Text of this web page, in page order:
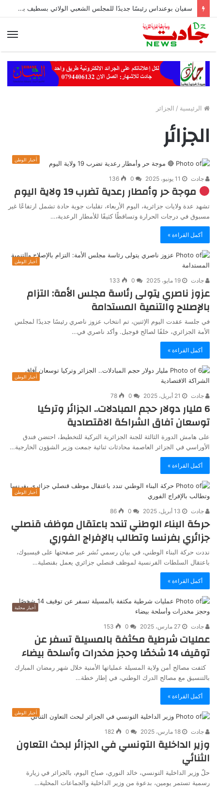
سفيان بوعنداس رئيسًا جديدًا للمجلس الشعبي الولائي بسطيف بالأغلبية
الرئيسية / الجزائر
الجزائر
أخبار الوطن
جادت 11 يونيو، 2025 0
136
موجة حر وأمطار رعدية تضرب 19 ولاية اليوم
تشهد عدة ولايات جزائرية، اليوم الأربعاء، تقلبات جوية حادة تشمل ارتفاعًا غير
مسبوق في درجات الحرارة وتساقطًا كثيفًا للأمطار الرعدية،…
أكمل القراءة »
أخبار الوطن
جادت 19 مايو، 2025 0
133
عزوز ناصري يتولى رئاسة مجلس الأمة: التزام
بالإصلاح والتنمية المستدامة
في جلسة عقدت اليوم الإثنين، تم انتخاب عزوز ناصري رئيسًا جديدًا لمجلس
الأمة الجزائري، خلفًا لصالح قوجيل. وأكد ناصري في…
أكمل القراءة »
أخبار الوطن
جادت 21 أبريل، 2025 0
78
6 مليار دولار حجم المبادلات.. الجزائر وتركيا
توسعان آفاق الشراكة الاقتصادية
على هامش الدورة الثالثة للجنة الجزائرية التركية للتخطيط، احتضن فندق
الأوراسي في الجزائر العاصمة محادثات ثنائية جمعت وزير الشؤون الخارجية…
أكمل القراءة »
أخبار الوطن
جادت 13 أبريل، 2025 0
86
حركة البناء الوطني تندد باعتقال موظف قنصلي
جزائري بفرنسا وتطالب بالإفراج الفوري
نددت حركة البناء الوطني، في بيان رسمي نُشر عبر صفحتها على فيسبوك،
باعتقال السلطات الفرنسية لموظف قنصلي جزائري يعمل بقنصلية…
أكمل القراءة »
أخبار محلية
جادت 27 مارس، 2025 0
153
عمليات شرطية مكثفة بالمسيلة تسفر عن
توقيف 14 شخصًا وحجز مخدرات وأسلحة بيضاء
كثفت مصالح أمن ولاية المسيلة عملياتها الأمنية خلال شهر رمضان المبارك
بالتنسيق مع مصالح الدرك الوطني، في إطار خطة…
أكمل القراءة »
أخبار الوطن
جادت 18 مارس، 2025 0
182
وزير الداخلية التونسي في الجزائر لبحث التعاون
الثنائي
حلّ وزير الداخلية التونسي، خالد النوري، صباح اليوم، بالجزائر في زيارة
رسمية تستمر يومين، بدعوة من وزير الداخلية والجماعات المحلية…